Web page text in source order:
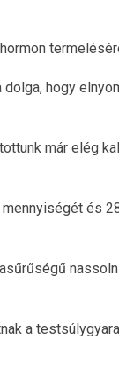
hogy
már elég
és
a